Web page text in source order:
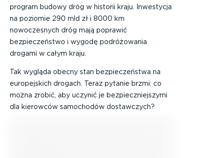
program budowy dróg w historii kraju. Inwestycja
na poziomie 290 mld zł i 8000 km
nowoczesnych dróg mają poprawić
bezpieczeństwo i wygodę podróżowania
drogami w całym kraju.
Tak wygląda obecny stan bezpieczeństwa na
europejskich drogach. Teraz pytanie brzmi: co
można zrobić, aby uczynić je bezpieczniejszymi
dla kierowców samochodów dostawczych?